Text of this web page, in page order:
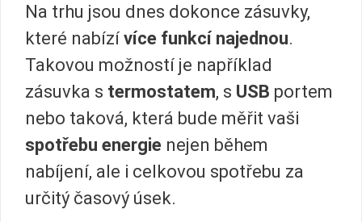
Na trhu jsou dnes dokonce zásuvky,
které nabízí více funkcí najednou.
Takovou možností je například
zásuvka s termostatem, s USB portem
nebo taková, která bude měřit vaši
spotřebu energie nejen během
nabíjení, ale i celkovou spotřebu za
určitý časový úsek.